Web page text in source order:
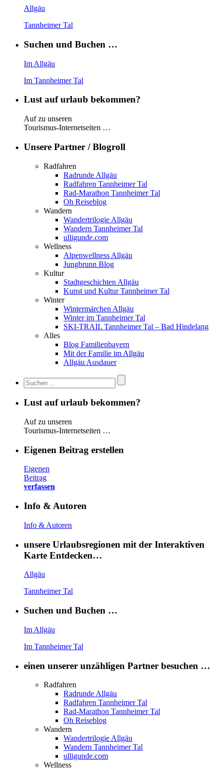
Allgäu
Tannheimer Tal
Suchen und Buchen …
Im Allgäu
Im Tannheimer Tal
Lust auf urlaub bekommen?
Auf zu unseren
Tourismus-Internetseiten …
Unsere Partner / Blogroll
Radfahren
Radrunde Allgäu
Radfahren Tannheimer Tal
Rad-Marathon Tannheimer Tal
Oh Reiseblog
Wandern
Wandertrilogie Allgäu
Wandern Tannheimer Tal
ulligunde.com
Wellness
Alpenwellness Allgäu
Jungbrunn Blog
Kultur
Stadtgeschichten Allgäu
Kunst und Kultur Tannheimer Tal
Winter
Wintermärchen Allgäu
Winter im Tannheimer Tal
SKI-TRAIL Tannheimer Tal – Bad Hindelang
Alles
Blog Familienbayern
Mit der Familie im Allgäu
Allgäu Ausdauer
Lust auf urlaub bekommen?
Auf zu unseren
Tourismus-Internetseiten …
Eigenen Beitrag erstellen
Eigenen
Beitrag
verfassen
Info & Autoren
Info & Autoren
unsere Urlaubsregionen mit der Interaktiven
Karte Entdecken…
Allgäu
Tannheimer Tal
Suchen und Buchen …
Im Allgäu
Im Tannheimer Tal
einen unserer unzähligen Partner besuchen …
Radfahren
Radrunde Allgäu
Radfahren Tannheimer Tal
Rad-Marathon Tannheimer Tal
Oh Reiseblog
Wandern
Wandertrilogie Allgäu
Wandern Tannheimer Tal
ulligunde.com
Wellness